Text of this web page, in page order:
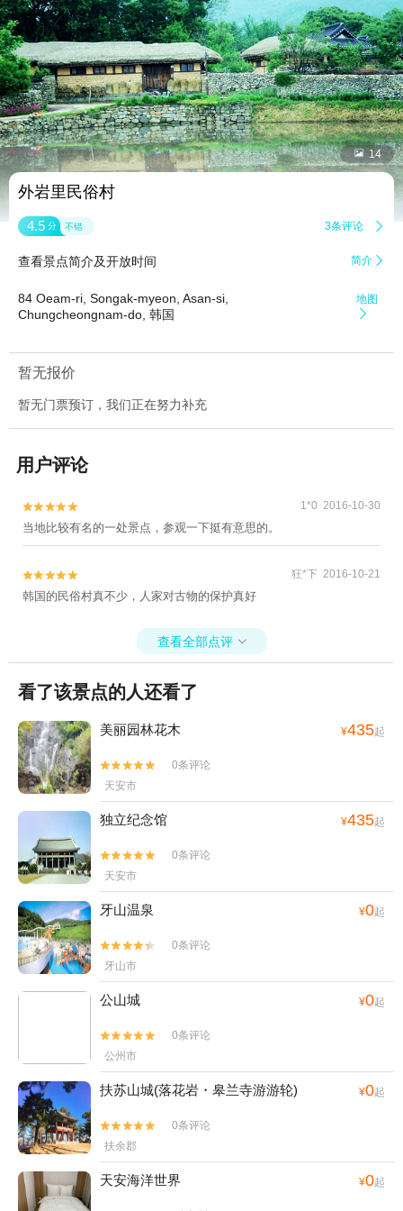
 14
外岩里民俗村
4.5 分 不错 3条评论 
查看景点简介及开放时间 简介 
84 Oeam-ri, Songak-myeon, Asan-si,
Chungcheongnam-do, 韩国
地图

暂无报价
暂无门票预订，我们正在努力补充
用户评论

 1*0 2016-10-30
当地比较有名的一处景点，参观一下挺有意思的。

 狂*下 2016-10-21
韩国的民俗村真不少，人家对古物的保护真好
查看全部点评 
看了该景点的人还看了
美丽园林花木 ¥435起


0条评论
天安市
独立纪念馆 ¥435起


0条评论
天安市
牙山温泉 ¥0起


0条评论
牙山市
公山城 ¥0起


0条评论
公州市
扶苏山城(落花岩・皋兰寺游游轮) ¥0起


0条评论
扶余郡
天安海洋世界 ¥0起
